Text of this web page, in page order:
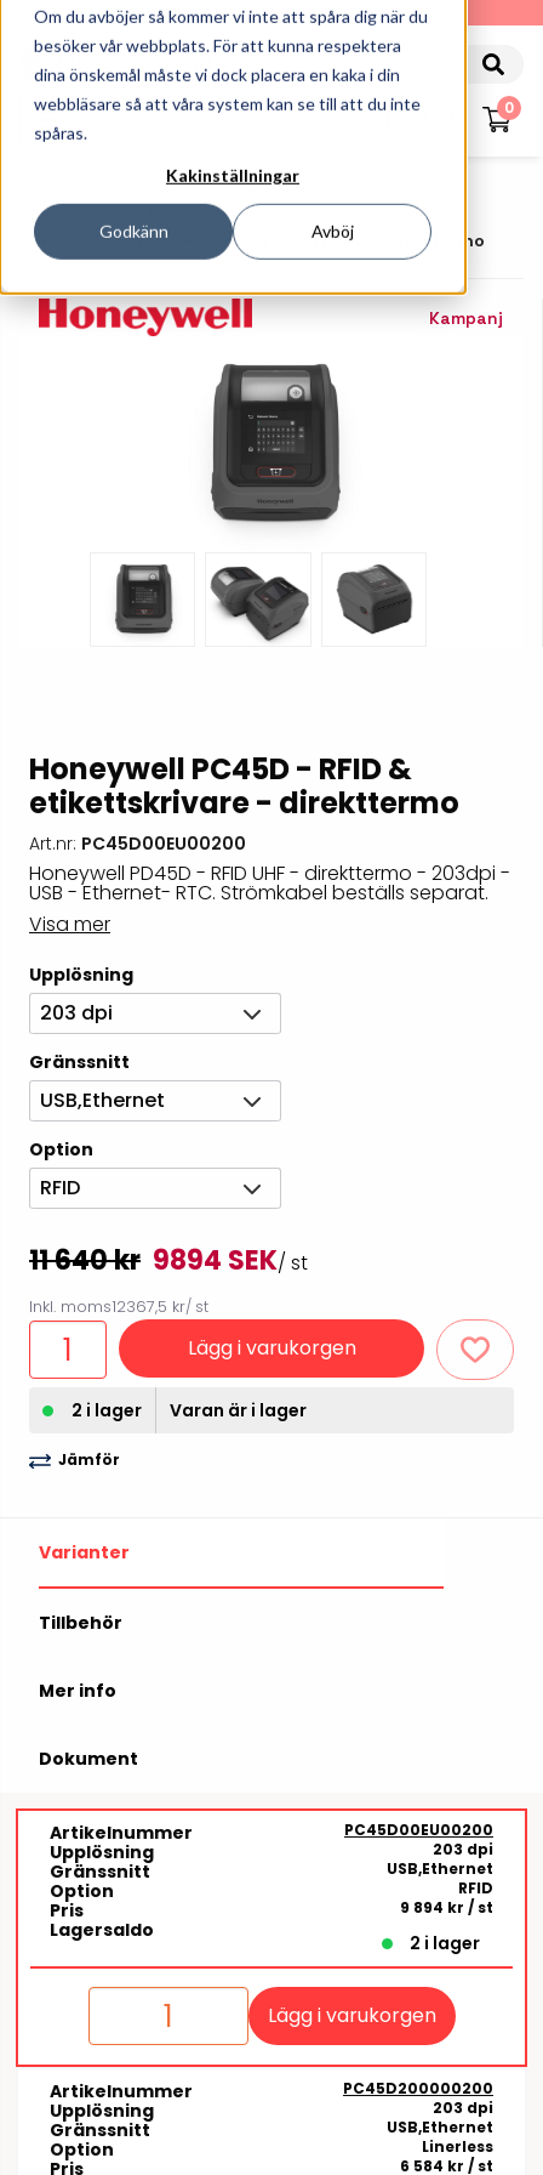
Om du avböjer så kommer vi inte att spåra dig när du
besöker vår webbplats. För att kunna respektera
dina önskemål måste vi dock placera en kaka i din
webbläsare så att våra system kan se till att du inte
spåras.
Kakinställningar
Godkänn Avböj
010-162 61 90
0
Skrivare
Etikettskrivare
Bordsskrivare
Honeywell PC45D - RFID & Etikettskrivare - Direkttermo
Kampanj
Honeywell PC45D - RFID &
etikettskrivare - direkttermo
Art.nr: PC45D00EU00200
Honeywell PD45D - RFID UHF - direkttermo - 203dpi -
USB - Ethernet- RTC. Strömkabel beställs separat.
Visa mer
Upplösning
203 dpi
Gränssnitt
USB,Ethernet
Option
RFID
11 640 kr 9894 SEK/ st
Inkl. moms12367,5 kr/ st
Lägg i varukorgen
2 i lager Varan är i lager
Jämför
Varianter
Tillbehör
Mer info
Dokument
Artikelnummer PC45D00EU00200
Upplösning 203 dpi
Gränssnitt USB,Ethernet
Option RFID
Pris 9 894 kr / st
Lagersaldo
2 i lager
Lägg i varukorgen
Artikelnummer PC45D200000200
Upplösning 203 dpi
Gränssnitt USB,Ethernet
Option Linerless
Pris 6 584 kr / st